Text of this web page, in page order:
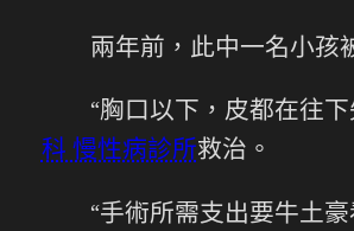
兩年前，此中一名小孩
“胸口以下，皮都在往
科 慢性病診所救治。
“手術所需支出要牛土